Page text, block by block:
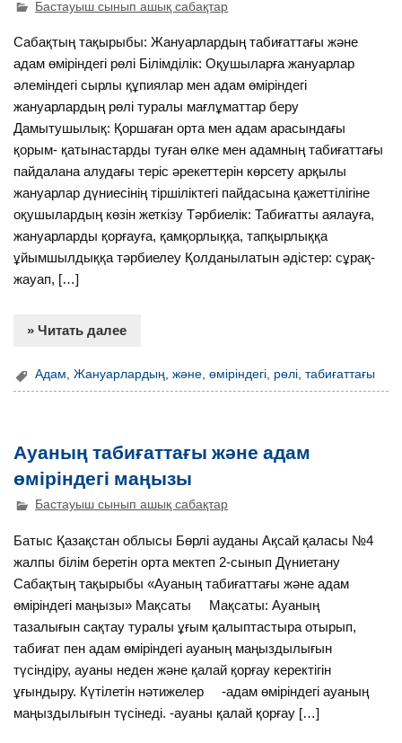
Бастауыш сынып ашық сабақтар
Сабақтың тақырыбы: Жануарлардың табиғаттағы және
адам өміріндегі рөлі Білімділік: Оқушыларға жануарлар
әлеміндегі сырлы құпиялар мен адам өміріндегі
жануарлардың рөлі туралы мағлұматтар беру
Дамытушылық: Қоршаған орта мен адам арасындағы
қорым- қатынастарды туған өлке мен адамның табиғаттағы
пайдалана алудағы теріс әрекеттерін көрсету арқылы
жануарлар дүниесінің тіршіліктегі пайдасына қажеттілігіне
оқушылардың көзін жеткізу Тәрбиелік: Табиғатты аялауға,
жануарларды қорғауға, қамқорлыққа, тапқырлыққа
ұйымшылдыққа тәрбиелеу Қолданылатын әдістер: сұрақ-
жауап, […]
» Читать далее
Адам,Жануарлардың,және,өміріндегі, рөлі,табиғаттағы
Ауаның табиғаттағы және адам
өміріндегі маңызы
Бастауыш сынып ашық сабақтар
Батыс Қазақстан облысы Бөрлі ауданы Ақсай қаласы №4
жалпы білім беретін орта мектеп 2-сынып Дүниетану
Сабақтың тақырыбы «Ауаның табиғаттағы және адам
өміріндегі маңызы» Мақсаты Мақсаты: Ауаның
тазалығын сақтау туралы ұғым қалыптастыра отырып,
табиғат пен адам өміріндегі ауаның маңыздылығын
түсіндіру, ауаны неден және қалай қорғау керектігін
ұғындыру. Күтілетін нәтижелер -адам өміріндегі ауаның
маңыздылығын түсінеді. -ауаны қалай қорғау […]